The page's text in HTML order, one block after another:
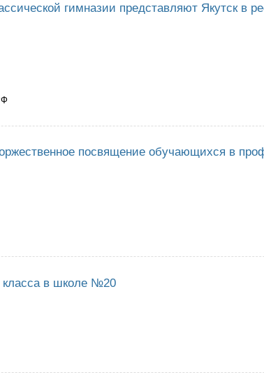
гимназии представляют Якутск в
посвящение обучающихся в
класса в школе №20